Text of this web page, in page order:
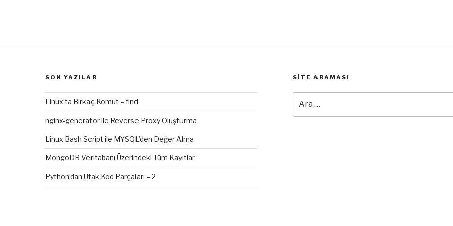
SON YAZILAR
Linux’ta Birkaç Komut – find
nginx-generator ile Reverse Proxy Oluşturma
Linux Bash Script ile MYSQL’den Değer Alma
MongoDB Veritabanı Üzerindeki Tüm Kayıtlar
Python’dan Ufak Kod Parçaları – 2
SITE ARAMASI